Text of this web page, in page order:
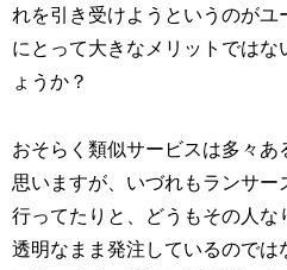
れを引き受けようというのがユ
にとって大きなメリットではな
ょうか？
おそらく類似サービスは多々あ
思いますが、いづれもランサー
行ってたりと、どうもその人な
透明なまま発注しているのでは